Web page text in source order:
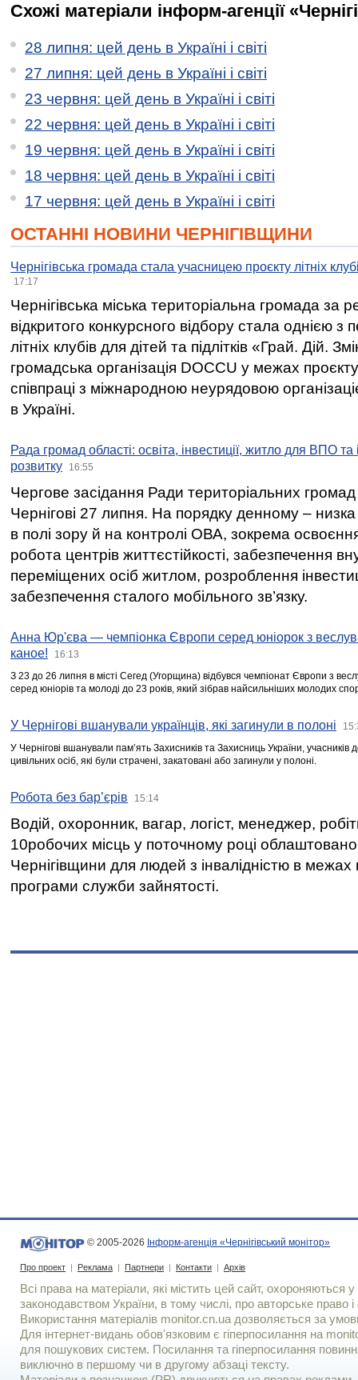
Схожі матеріали інформ-агенції
28 липня: цей день в Україні і світі
27 липня: цей день в Україні і світі
23 червня: цей день в Україні і світі
22 червня: цей день в Україні і світі
19 червня: цей день в Україні і світі
18 червня: цей день в Україні і світі
17 червня: цей день в Україні і світі
ОСТАННІ НОВИНИ ЧЕРНІГІВЩИНИ
Чернігівська громада стала учасницею проєкту літніх
17:17
Чернігівська міська територіальна громада за
відкритого конкурсного відбору стала однією
літніх клубів для дітей та підлітків «Грай. Дій.
громадська організація DOCCU у межах
співпраці з міжнародною неурядовою
в Україні.
Рада громад області: освіта, інвестиції, житло для ВПО
розвитку
16:55
Чергове засідання Ради територіальних громад
Чернігові 27 липня. На порядку денному –
в полі зору й на контролі ОВА, зокрема освоєння
робота центрів життєстійкості, забезпечення
переміщених осіб житлом, розроблення
забезпечення сталого мобільного зв’язку.
Анна Юр'єва — чемпіонка Європи серед юніорок з
каное!
16:13
З 23 до 26 липня в місті Сегед (Угорщина) відбувся чемпіонат Європи з
серед юніорів та молоді до 23 років, який зібрав найсильніших молодих
У Чернігові вшанували українців, які загинули в полоні
У Чернігові вшанували пам’ять Захисників та Захисниць України,
цивільних осіб, які були страчені, закатовані або загинули у полоні.
Робота без бар’єрів 15:14
Водій, охоронник, вагар, логіст, менеджер,
10робочих місць у поточному році
Чернігівщини для людей з інвалідністю в межах
програми служби зайнятості.
© 2005-2026 Інформ-агенція «Чернігівський монітор»
Про проект | Реклама | Партнери | Контакти | Архів
Всі права на матеріали, які містить цей сайт, охороняються у
законодавством України, в тому числі, про авторське право і
Використання матерiалiв monitor.cn.ua дозволяється за
Для iнтернет-видань обов'язковим є гiперпосилання на
для пошукових систем. Посилання та гіперпосилання
виключно в першому чи в другому абзаці тексту.